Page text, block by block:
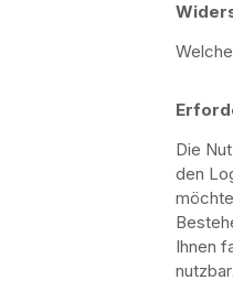
Die
den
Ihnen
nutzbar.